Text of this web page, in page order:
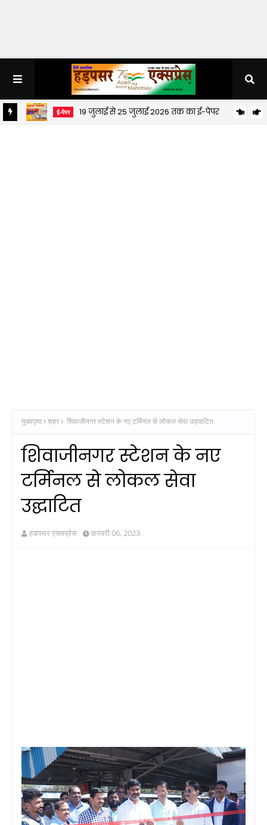
ई-पेपर 19 जुलाई से 25 जुलाई 2026 तक का ई-पेपर
मुख्यपृष्ठ शहर शिवाजीनगर स्टेशन के नए टर्मिनल से लोकल सेवा उद्घाटित
शिवाजीनगर स्टेशन के नए
टर्मिनल से लोकल सेवा
उद्घाटित
हडपसर एक्सप्रेस फ़रवरी 06, 2023